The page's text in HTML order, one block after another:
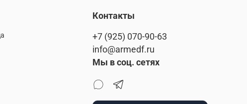
Контакты
+7 (925) 070-90-63
info@armedf.ru
Мы в соц. сетях